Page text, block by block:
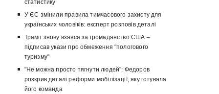
статистику
У ЄС змінили правила тимчасового захисту для
українських чоловіків: експерт розповів деталі
Трамп знову взявся за громадянство США –
підписав укази про обмеження "пологового
туризму"
"Не можна просто тягнути людей": Федоров
розкрив деталі реформи мобілізації, яку готувала
його команда